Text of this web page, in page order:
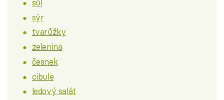
sůl
sýr
tvarůžky
zelenina
česnek
cibule
ledový salát